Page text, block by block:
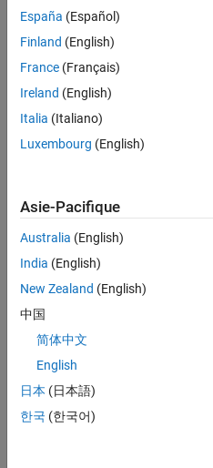
Ingénierie
de
la
FR-
Résumé
du
poste
Are you
about
state-of-
the-art
Do you
España (Español)
Finland (English)
France (Français)
Ireland (English)
Italia (Italiano)
Luxembourg (English)
Asie-Pacifique
Australia (English)
India (English)
New Zealand (English)
中国
简体中文
English
日本 (日本語)
한국 (한국어)